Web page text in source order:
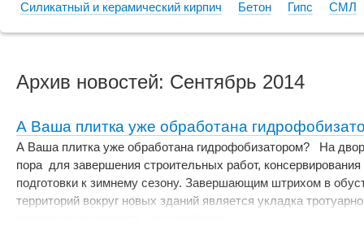
Силикатный и керамический кирпич Бетон Гипс СМЛ
Архив новостей: Сентябрь 2014
А Ваша плитка уже обработана
А Ваша плитка уже обработана гидрофобизатором? На
пора для завершения строительных работ,
подготовки к зимнему сезону. Завершающим штрихом в
территорий вокруг новых зданий является укладка